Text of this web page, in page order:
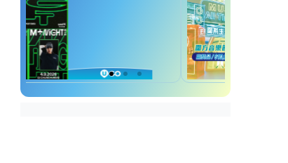
止申請日期
非公務員合約兼職帶位員組長招
聘查詢方法